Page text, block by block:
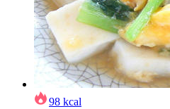
98 kcal